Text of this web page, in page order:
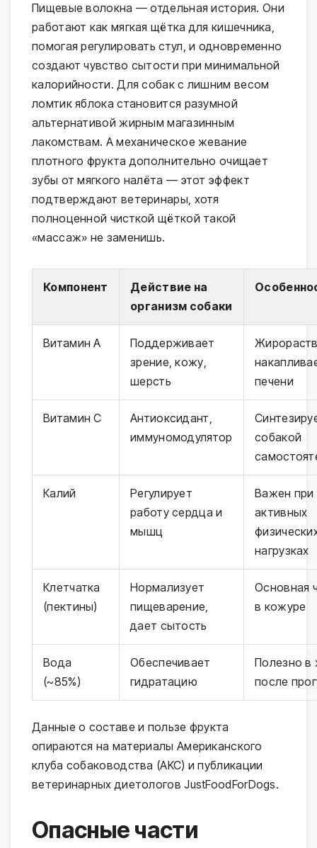
Пищевые волокна — отдельная история. Они
работают как мягкая щётка для кишечника,
помогая регулировать стул, и одновременно
создают чувство сытости при минимальной
калорийности. Для собак с лишним весом
ломтик яблока становится разумной
альтернативой жирным магазинным
лакомствам. А механическое жевание
плотного фрукта дополнительно очищает
зубы от мягкого налёта — этот эффект
подтверждают ветеринары, хотя
полноценной чисткой щёткой такой
«массаж» не заменишь.
Компонент
Действие на
организм собаки
Витамин A
Поддерживает
зрение, кожу,
шерсть
печени
Витамин C
Антиоксидант,
иммуномодулятор
собакой
Калий
Регулирует
работу сердца и
мышц
Важен при
активных
нагрузках
Клетчатка
(пектины)
Нормализует
пищеварение,
дает сытость
Основная
в кожуре
Вода
(~85%)
Обеспечивает
гидратацию
Полезно в
после
Данные о составе и пользе фрукта
опираются на материалы Американского
клуба собаководства (AKC) и публикации
ветеринарных диетологов JustFoodForDogs.
Опасные части